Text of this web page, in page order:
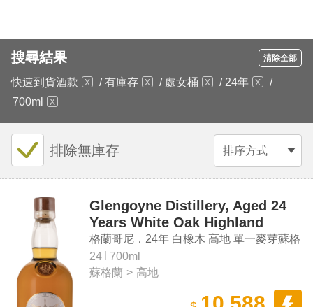
搜尋結果 清除全部
快速到貨酒款 / 有庫存 / 處女桶 / 24年
/
700ml
排序方式
排除無庫存
Glengoyne Distillery, Aged 24
Years White Oak Highland
Single Malt Scotch Whisky
格蘭哥尼．24年 白橡木 高地 單一麥芽蘇格
蘭威士忌
24
700ml
蘇格蘭 > 高地